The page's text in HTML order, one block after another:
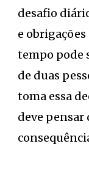
desafio
e
tempo pode
de duas
toma essa
deve pensar